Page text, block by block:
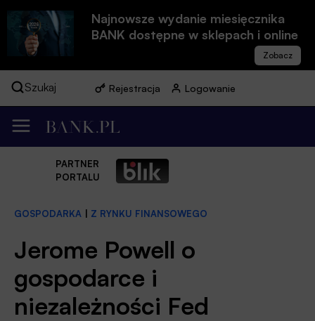
Najnowsze wydanie miesięcznika
BANK dostępne w sklepach i online
Szukaj Rejestracja Logowanie
PARTNER
PORTALU
GOSPODARKA Z RYNKU FINANSOWEGO
Jerome Powell o
gospodarce i
niezależności Fed